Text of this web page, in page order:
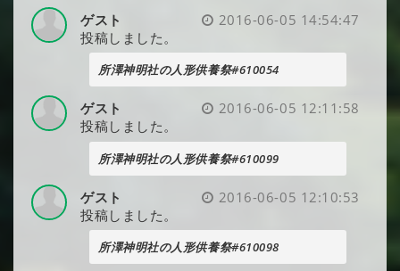
2016-06-05 14:54:47
ゲスト
投稿しました。
所澤神明社の人形供養祭#610054
2016-06-05 12:11:58
ゲスト
投稿しました。
所澤神明社の人形供養祭#610099
2016-06-05 12:10:53
ゲスト
投稿しました。
所澤神明社の人形供養祭#610098